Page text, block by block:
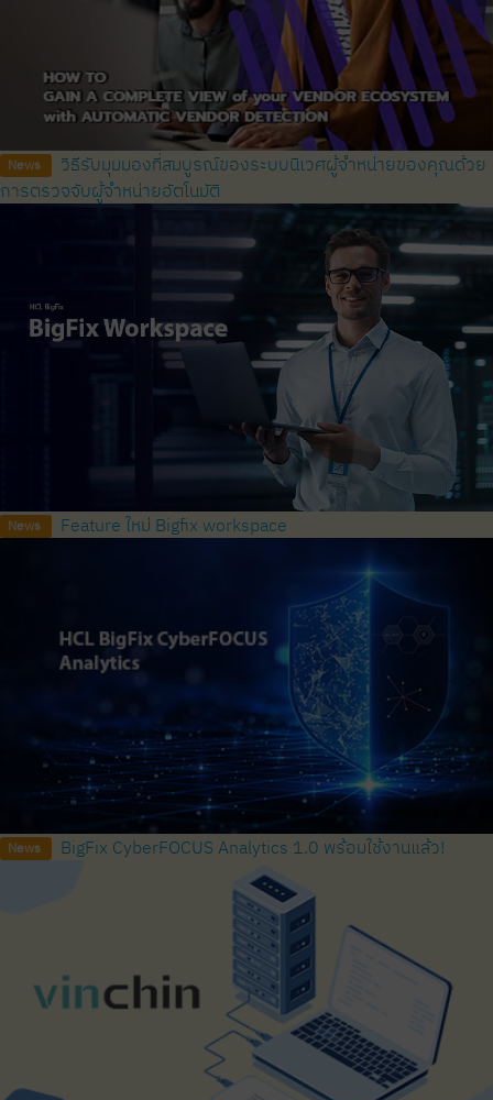
News
วิธีรับมุมมองที่สมบูรณ์ของระบบนิเวศผู้จำหน่ายของคุณด้วย
การตรวจจับผู้จำหน่ายอัตโนมัติ
News Feature ใหม่ Bigfix workspace
News BigFix CyberFOCUS Analytics 1.0 พร้อมใช้งานแล้ว!